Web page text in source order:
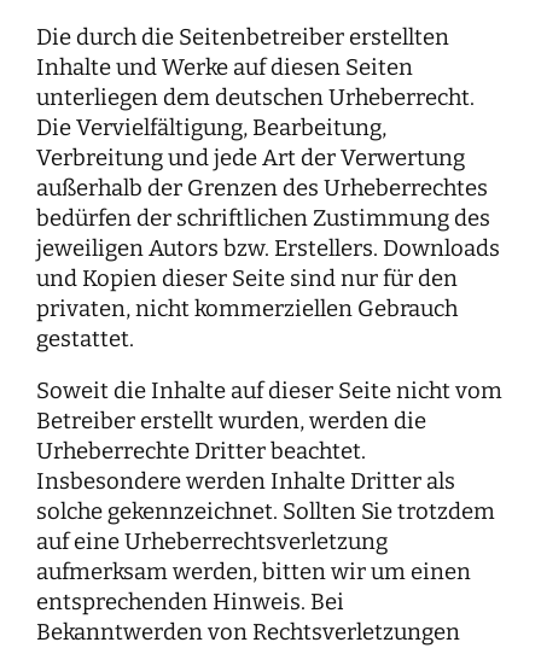
Die durch die Seitenbetreiber erstellten
Inhalte und Werke auf diesen Seiten
unterliegen dem deutschen Urheberrecht.
Die Vervielfältigung, Bearbeitung,
Verbreitung und jede Art der Verwertung
außerhalb der Grenzen des Urheberrechtes
bedürfen der schriftlichen Zustimmung des
jeweiligen Autors bzw. Erstellers. Downloads
und Kopien dieser Seite sind nur für den
privaten, nicht kommerziellen Gebrauch
gestattet.
Soweit die Inhalte auf dieser Seite nicht vom
Betreiber erstellt wurden, werden die
Urheberrechte Dritter beachtet.
Insbesondere werden Inhalte Dritter als
solche gekennzeichnet. Sollten Sie trotzdem
auf eine Urheberrechtsverletzung
aufmerksam werden, bitten wir um einen
entsprechenden Hinweis. Bei
Bekanntwerden von Rechtsverletzungen